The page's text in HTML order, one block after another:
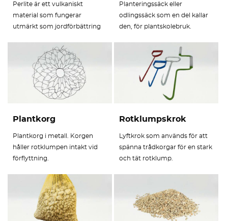
Perlite är ett vulkaniskt
material som fungerar
utmärkt som jordförbättring
Planteringssäck eller
odlingssäck som en del kallar
den, för plantskolebruk.
Plantkorg
Plantkorg i metall. Korgen
håller rotklumpen intakt vid
förflyttning.
Rotklumpskrok
Lyftkrok som används för att
spänna trådkorgar för en stark
och tät rotklump.